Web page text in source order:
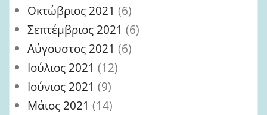
Οκτώβριος 2021 (6)
Σεπτέμβριος 2021 (6)
Αύγουστος 2021 (6)
Ιούλιος 2021 (12)
Ιούνιος 2021 (9)
Μάιος 2021 (14)